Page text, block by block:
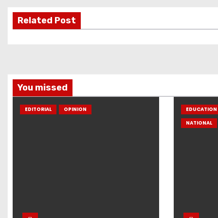
Related Post
You missed
EDITORIAL OPINION
NATIONAL